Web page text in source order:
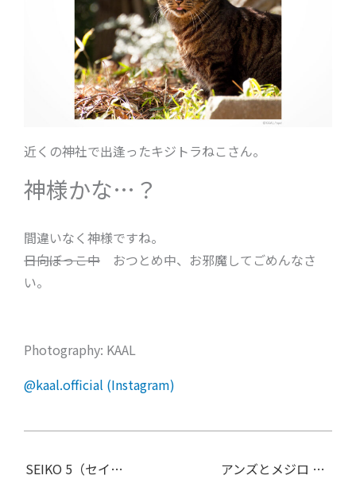
近くの神社で出逢ったキジトラねこさん。
神様かな…？
間違いなく神様ですね。
日向ぼっこ中 おつとめ中、お邪魔してごめんなさ
い。
Photography: KAAL
@kaal.official (Instagram)
アンズとメジロ （２）
SEIKO 5（セイコー5）SNK393 機械式時計